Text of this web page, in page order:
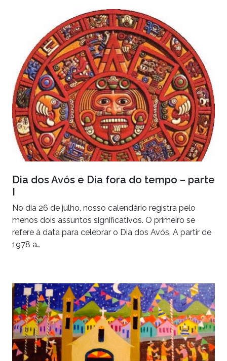
Dia dos Avós e Dia fora do tempo – parte
I
No dia 26 de julho, nosso calendário registra pelo
menos dois assuntos significativos. O primeiro se
refere à data para celebrar o Dia dos Avós. A partir de
1978 a…